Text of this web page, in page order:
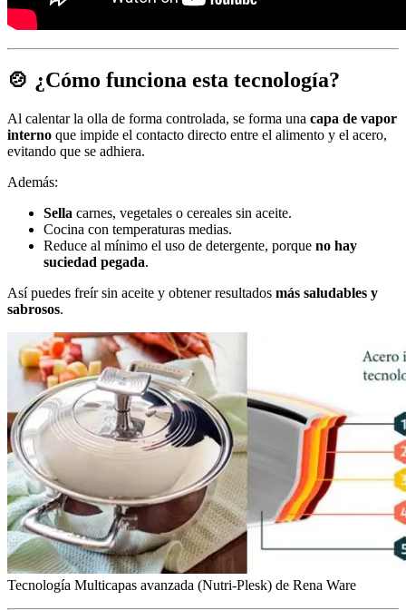
🍲 ¿Cómo funciona esta tecnología?
Al calentar la olla de forma controlada, se forma una capa de vapor
interno que impide el contacto directo entre el alimento y el acero,
evitando que se adhiera.
Además:
Sella carnes, vegetales o cereales sin aceite.
Cocina con temperaturas medias.
Reduce al mínimo el uso de detergente, porque no hay
suciedad pegada.
Así puedes freír sin aceite y obtener resultados más saludables y
sabrosos.
Tecnología Multicapas avanzada (Nutri-Plesk) de Rena Ware